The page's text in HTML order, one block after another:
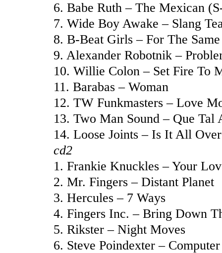
6. Babe Ruth – The Mexican
7. Wide Boy Awake – Slang
8. B-Beat Girls – For The
9. Alexander Robotnik –
10. Willie Colon – Set Fire To
11. Barabas – Woman
12. TW Funkmasters – Love
13. Two Man Sound – Que Tal
14. Loose Joints – Is It All
cd2
1. Frankie Knuckles – Your
2. Mr. Fingers – Distant Planet
3. Hercules – 7 Ways
4. Fingers Inc. – Bring Down
5. Rikster – Night Moves
6. Steve Poindexter –